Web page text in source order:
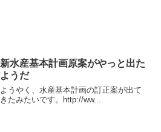
新水産基本計画原案がやっと出た
ようだ
ようやく、水産基本計画の訂正案が出て
きたみたいです。http://ww...